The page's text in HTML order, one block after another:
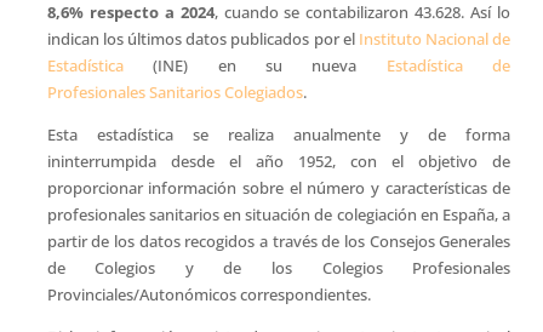
8,6% respecto a 2024, cuando se contabilizaron 43.628. Así lo
indican los últimos datos publicados por el Instituto Nacional de
Estadística(INE) en su nueva Estadística de
Profesionales Sanitarios Colegiados.
Esta estadística se realiza anualmente y de forma
ininterrumpida desde el año 1952, con el objetivo de
proporcionar información sobre el número y características de
profesionales sanitarios en situación de colegiación en España, a
partir de los datos recogidos a través de los Consejos Generales
de Colegios y de los Colegios Profesionales
Provinciales/Autonómicos correspondientes.